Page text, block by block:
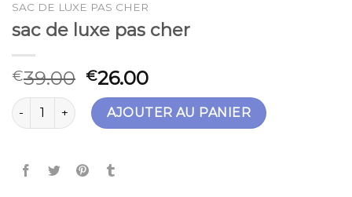
SAC DE LUXE PAS CHER
sac de luxe pas cher
€39.00 €26.00
quantité de sac de luxe pas cher
AJOUTER AU PANIER